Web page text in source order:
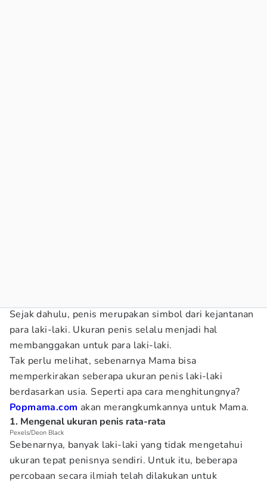
Sejak dahulu, penis merupakan simbol dari kejantanan
para laki-laki. Ukuran penis selalu menjadi hal
membanggakan untuk para laki-laki.
Tak perlu melihat, sebenarnya Mama bisa
memperkirakan seberapa ukuran penis laki-laki
berdasarkan usia. Seperti apa cara menghitungnya?
Popmama.com akan merangkumkannya untuk Mama.
1. Mengenal ukuran penis rata-rata
Pexels/Deon Black
Sebenarnya, banyak laki-laki yang tidak mengetahui
ukuran tepat penisnya sendiri. Untuk itu, beberapa
percobaan secara ilmiah telah dilakukan untuk